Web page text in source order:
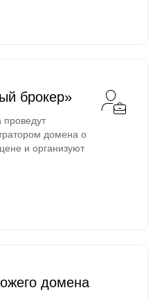
брокер»
домена о
и организуют
домена